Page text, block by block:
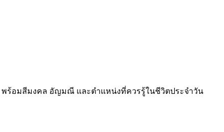
พร้อมสีมงคล อัญมณี และตำแหน่งที่ควรรู้ในชีวิตประจำวัน